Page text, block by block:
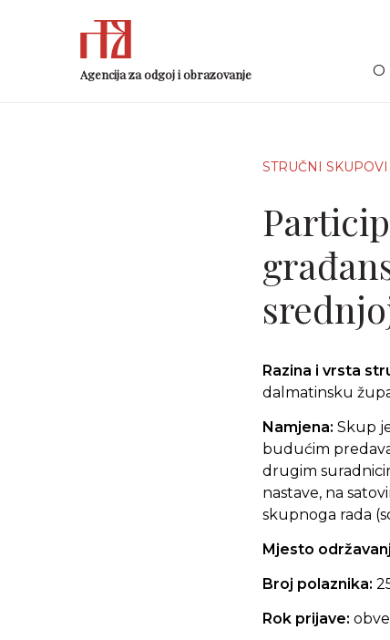
Agencija za odgoj i obrazovanje O
STRUČNI SKUPOVI
Razina i vrsta
dalmatinsku
Namjena: Skup
budućim
drugim
nastave, na
skupnoga rada
Mjesto
Broj polaznika:
Rok prijave: